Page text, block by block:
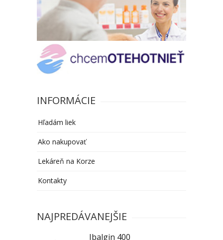
INFORMÁCIE
Hľadám liek
Ako nakupovať
Lekáreň na Korze
Kontakty
NAJPREDÁVANEJŠIE
Ibalgin 400